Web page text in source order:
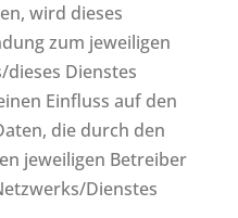
wird dieses
zum jeweiligen
dieses Dienstes
Einfluss auf den
die durch den
jeweiligen Betreiber
Dienstes